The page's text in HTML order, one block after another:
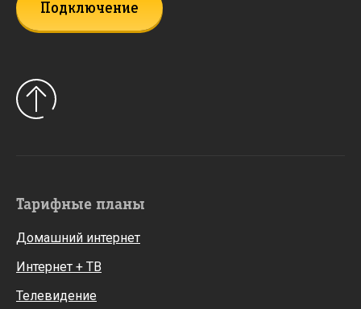
Подключение
Тарифные планы
Домашний интернет
Интернет + ТВ
Телевидение